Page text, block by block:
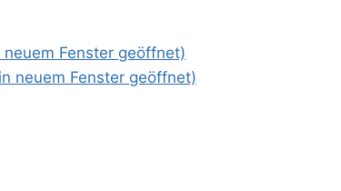
Fenster geöffnet)
neuem Fenster geöffnet)